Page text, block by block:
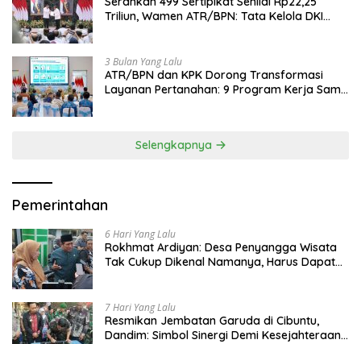
Triliun, Wamen ATR/BPN: Tata Kelola DKI
3 Bulan Yang Lalu
ATR/BPN dan KPK Dorong Transformasi
Layanan Pertanahan: 9 Program Kerja Sama
Selengkapnya
Pemerintahan
6 Hari Yang Lalu
Rokhmat Ardiyan: Desa Penyangga Wisata
Tak Cukup Dikenal Namanya, Harus Dapat
7 Hari Yang Lalu
Resmikan Jembatan Garuda di Cibuntu,
Dandim: Simbol Sinergi Demi Kesejahteraan